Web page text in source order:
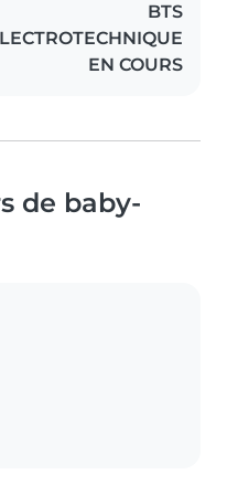
BTS
EN COURS
de baby-